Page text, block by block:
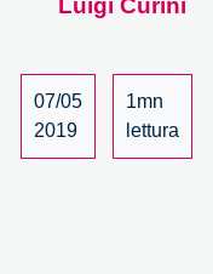
ideali
–
1/4
Luigi Curini
07/05
2019
1mn
lettura